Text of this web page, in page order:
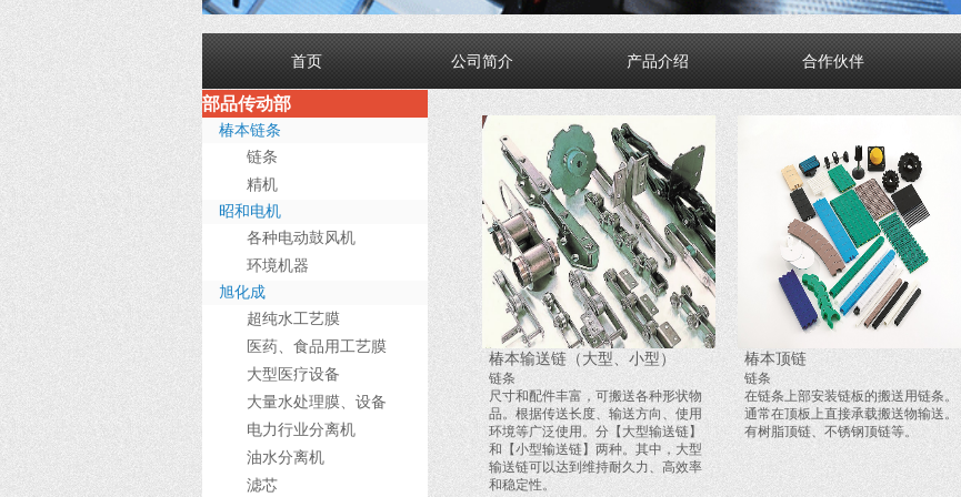
首页 公司简介 产品介绍 合作伙伴
部品传动部
椿本链条
链条
精机
昭和电机
各种电动鼓风机
环境机器
旭化成
超纯水工艺膜
医药、食品用工艺膜
大型医疗设备
大量水处理膜、设备
电力行业分离机
油水分离机
滤芯
椿本输送链（大型、小型）
链条
尺寸和配件丰富，可搬送各种形状物
品。根据传送长度、输送方向、使用
环境等广泛使用。分【大型输送链】
和【小型输送链】两种。其中，大型
输送链可以达到维持耐久力、高效率
和稳定性。
椿本顶链
链条
在链条上部安装链板的搬送用链条。
通常在顶板上直接承载搬送物输送。
有树脂顶链、不锈钢顶链等。